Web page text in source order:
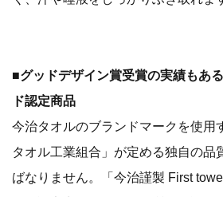
■グッドデザイン賞受賞の実績もあ
ド認定商品
今治タオルのブランドマークを使用
タオル工業組合」が定める独自の品
ばなりません。「今治謹製 First